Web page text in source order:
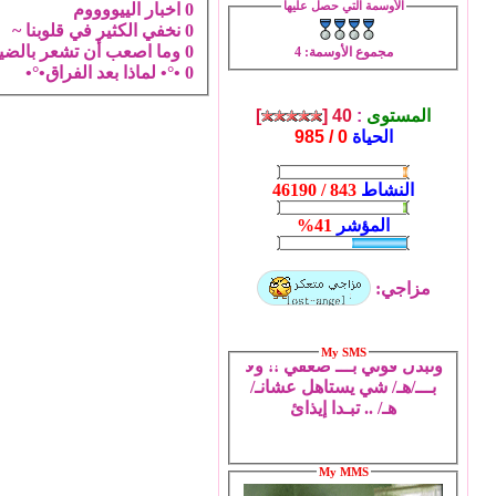
الأوسمة التي حصل عليها
مجموع الأوسمة: 4
المستوى :
40 [
]
الحياة 0 / 985
النشاط
المؤشر
مزاجي:
My SMS
وتبدِّل قوِّتي بـــ ضعفي !! ولا
بـــ/هـ/ شي يستاهل عشانـ/
هـ/ .. تبـدا إيذائ
My MMS
0 اخبار الييووووم
0 نخفي الكثير في قلوبنا ~
0 وما اصعب أن تشعر
0 •°• لماذا بعد الفراق•°•